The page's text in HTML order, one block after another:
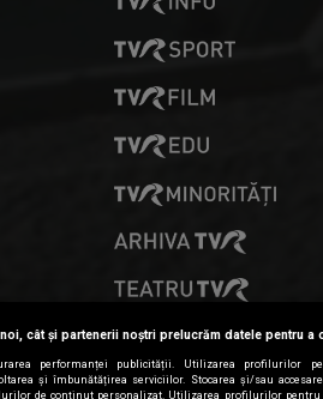
PRESELECȚII
cât și partenerii noștri prelucrăm datele pentru a
performanței publicității. Utilizarea profilurilor
și îmbunătățirea serviciilor. Stocarea și/sau
de conținut personalizat. Utilizarea profilurilor pentru